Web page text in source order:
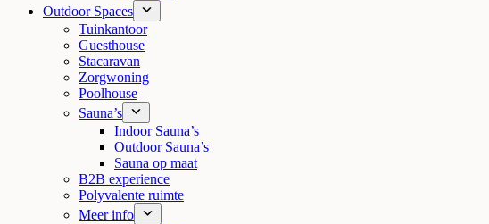
Outdoor Spaces
Tuinkantoor
Guesthouse
Stacaravan
Zorgwoning
Poolhouse
Sauna’s
Indoor Sauna’s
Outdoor Sauna’s
Sauna op maat
B2B experience
Polyvalente ruimte
Meer info